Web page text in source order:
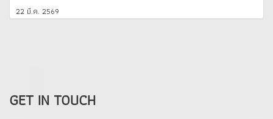
22 มี.ค. 2569
GET IN TOUCH